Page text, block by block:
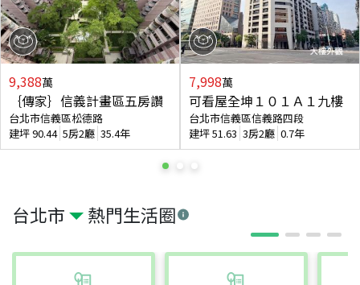
台北市 熱門生活圈
9,388萬
｛傳家｝信義計畫區五房讚
台北市信義區松德路
建坪90.44 5房2廳 35.4年
7,998萬
可看屋全坤１０１Ａ１九樓
台北市信義區信義路四段
建坪51.63 3房2廳 0.7年